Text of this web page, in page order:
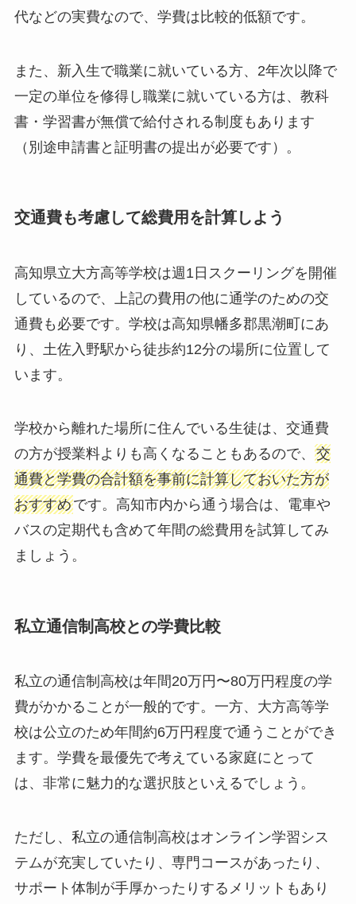
代などの実費なので、学費は比較的低額です。
また、新入生で職業に就いている方、2年次以降で
一定の単位を修得し職業に就いている方は、教科
書・学習書が無償で給付される制度もあります
（別途申請書と証明書の提出が必要です）。
交通費も考慮して総費用を計算しよう
高知県立大方高等学校は週1日スクーリングを開催
しているので、上記の費用の他に通学のための交
通費も必要です。学校は高知県幡多郡黒潮町にあ
り、土佐入野駅から徒歩約12分の場所に位置して
います。
学校から離れた場所に住んでいる生徒は、交通費
の方が授業料よりも高くなることもあるので、 交
通費と学費の合計額を事前に計算しておいた方が
おすすめです。高知市内から通う場合は、電車や
バスの定期代も含めて年間の総費用を試算してみ
ましょう。
私立通信制高校との学費比較
私立の通信制高校は年間20万円〜80万円程度の学
費がかかることが一般的です。一方、大方高等学
校は公立のため年間約6万円程度で通うことができ
ます。学費を最優先で考えている家庭にとって
は、非常に魅力的な選択肢といえるでしょう。
ただし、私立の通信制高校はオンライン学習シス
テムが充実していたり、専門コースがあったり、
サポート体制が手厚かったりするメリットもあり